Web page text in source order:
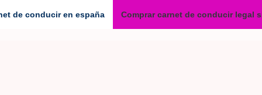
de conducir en españa Comprar carnet de conducir legal